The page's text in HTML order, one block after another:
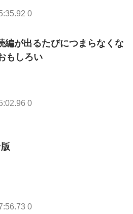
0
編が出るたびにつまらなくな
もしろい
0
0